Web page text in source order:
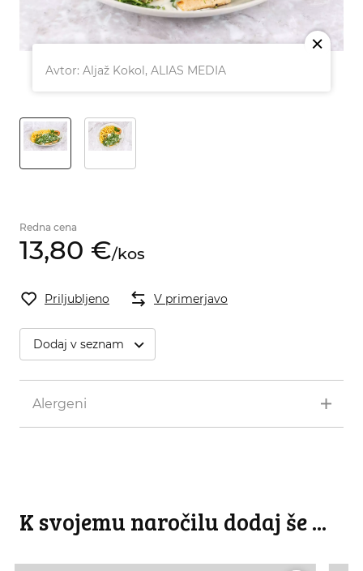
Avtor: Aljaž Kokol, ALIAS MEDIA
Redna cena
13,80 €/kos
Priljubljeno V primerjavo
Dodaj v seznam
Alergeni
K svojemu naročilu dodaj še ...